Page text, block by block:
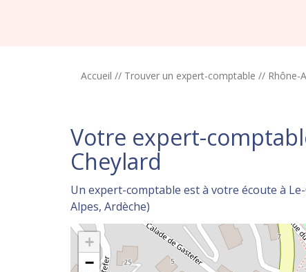
Accueil // Trouver un expert-comptable // Rhône-
Votre expert-
Cheylard
Un expert-comptable est à votre écoute à
Alpes, Ardèche)
+
−